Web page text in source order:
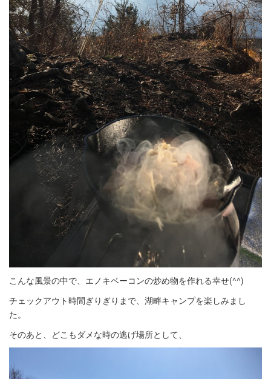
こんな風景の中で、エノキベーコンの炒め物を作れる幸せ(^^)
チェックアウト時間ぎりぎりまで、湖畔キャンプを楽しみまし
た。
そのあと、どこもダメな時の逃げ場所として、